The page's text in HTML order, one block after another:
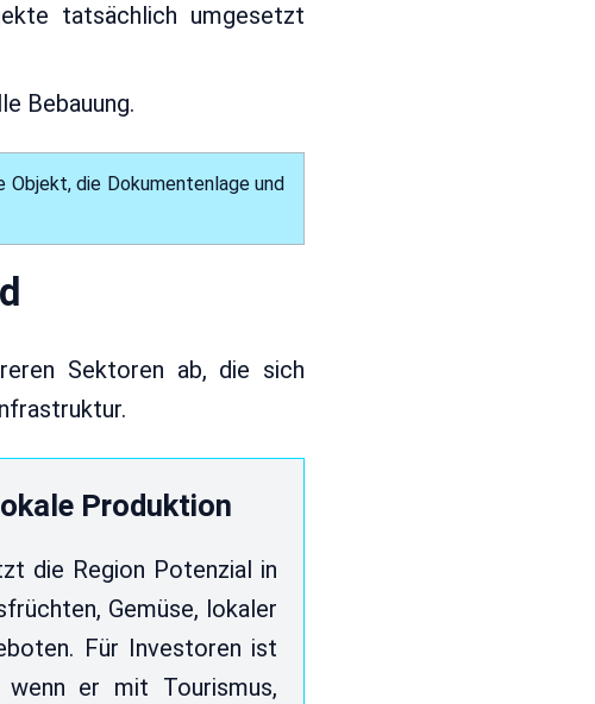
tatsächlich umgesetzt
Bebauung.
Objekt, die Dokumentenlage und
Sektoren ab, die sich
Produktion
die Region Potenzial in
Gemüse, lokaler
Für Investoren ist
wenn er mit Tourismus,